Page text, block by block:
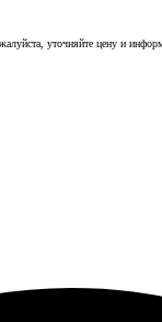
уточняйте цену и